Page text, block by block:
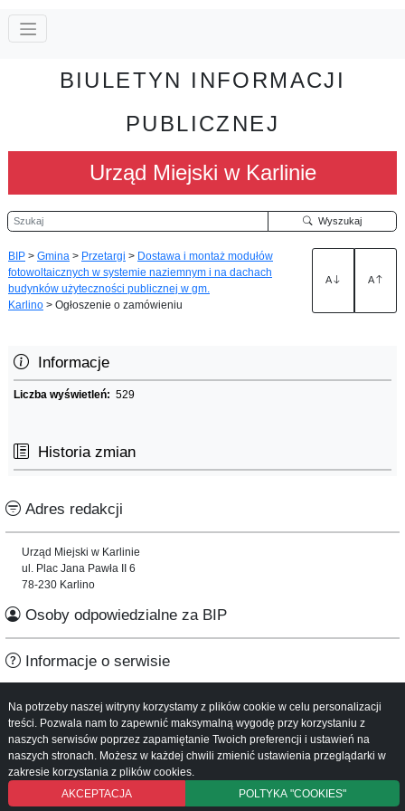
BIULETYN INFORMACJI
PUBLICZNEJ
Urząd Miejski w Karlinie
Szukaj Wyszukaj
BIP > Gmina > Przetargi > Dostawa i montaż modułów
fotowoltaicznych w systemie naziemnym i na dachach
budynków użyteczności publicznej w gm.
Karlino > Ogłoszenie o zamówieniu
A A
Informacje
Liczba wyświetleń: 529
Historia zmian
Adres redakcji
Urząd Miejski w Karlinie
ul. Plac Jana Pawła II 6
78-230 Karlino
Osoby odpowiedzialne za BIP
Informacje o serwisie
Mapa serwisu
Instrukcja obsługi
Na potrzeby naszej witryny korzystamy z plików cookie w celu personalizacji
treści. Pozwala nam to zapewnić maksymalną wygodę przy korzystaniu z
naszych serwisów poprzez zapamiętanie Twoich preferencji i ustawień na
naszych stronach. Możesz w każdej chwili zmienić ustawienia przeglądarki w
zakresie korzystania z plików cookies.
AKCEPTACJA
POLTYKA "COOKIES"